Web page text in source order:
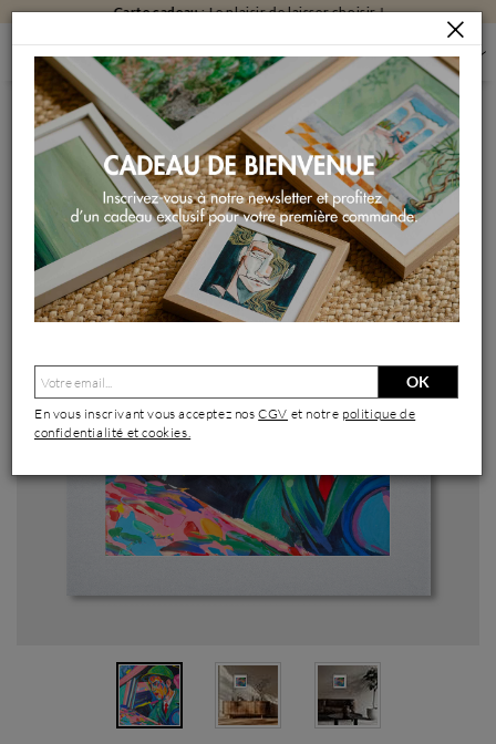
Carte cadeau: Le plaisir de laisser choisir !
PEINTURES PEINTURES PAR FORMAT PEINTURES PETIT FORMAT SALUT*
Peinture Salut* par Crown* | Tableau Abstrait Scènes de vie
Acrylique Pastel
OK
En vous inscrivant vous acceptez nosCGV et notre politique de
confidentialité et cookies.